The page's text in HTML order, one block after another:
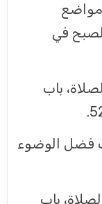
في
باب
فضل الوضوء
باب